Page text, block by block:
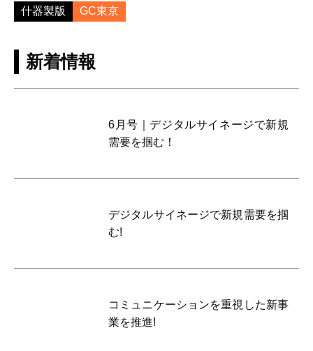
什器製版 GC東京
新着情報
6月号｜デジタルサイネージで新規
需要を掴む！
デジタルサイネージで新規需要を掴
む!
コミュニケーションを重視した新事
業を推進!